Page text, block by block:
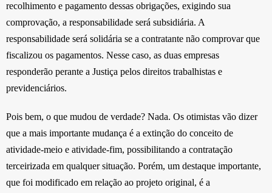
recolhimento e pagamento dessas obrigações, exigindo sua
comprovação, a responsabilidade será subsidiária. A
responsabilidade será solidária se a contratante não comprovar que
fiscalizou os pagamentos. Nesse caso, as duas empresas
responderão perante a Justiça pelos direitos trabalhistas e
previdenciários.
Pois bem, o que mudou de verdade? Nada. Os otimistas vão dizer
que a mais importante mudança é a extinção do conceito de
atividade-meio e atividade-fim, possibilitando a contratação
terceirizada em qualquer situação. Porém, um destaque importante,
que foi modificado em relação ao projeto original, é a